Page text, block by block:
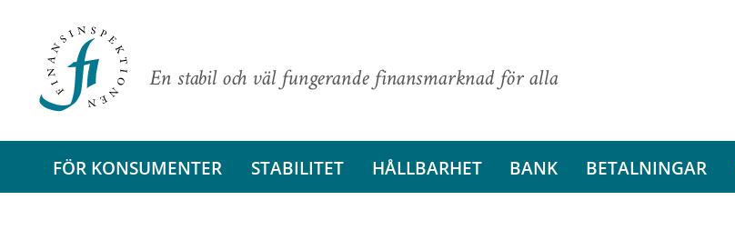
En stabil och väl fungerande finansmarknad för alla
FÖR KONSUMENTER STABILITET HÅLLBARHET BANK BETALNINGAR